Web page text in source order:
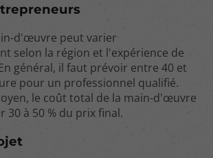
d'œuvre peut varier
selon la région et l'expérience de
général, il faut prévoir entre 40 et
pour un professionnel qualifié.
le coût total de la main-d'œuvre
30 à 50 % du prix final.